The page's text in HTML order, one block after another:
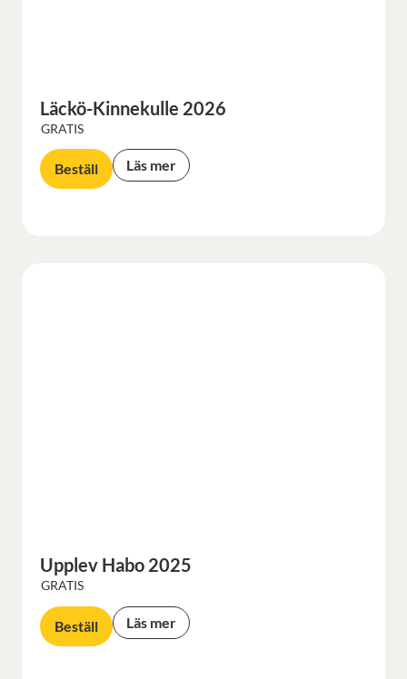
Läckö-Kinnekulle 2026
GRATIS
Beställ Läs mer
Upplev Habo 2025
GRATIS
Beställ Läs mer